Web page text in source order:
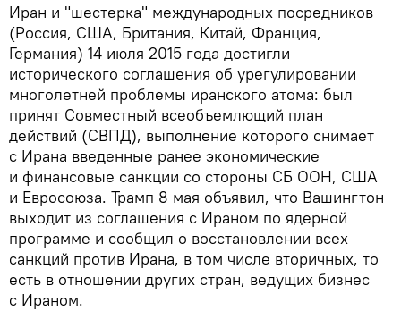
Иран и "шестерка" международных посредников
(Россия, США, Британия, Китай, Франция,
Германия) 14 июля 2015 года достигли
исторического соглашения об урегулировании
многолетней проблемы иранского атома: был
принят Совместный всеобъемлющий план
действий (СВПД), выполнение которого снимает
с Ирана введенные ранее экономические
и финансовые санкции со стороны СБ ООН, США
и Евросоюза. Трамп 8 мая объявил, что Вашингтон
выходит из соглашения с Ираном по ядерной
программе и сообщил о восстановлении всех
санкций против Ирана, в том числе вторичных, то
есть в отношении других стран, ведущих бизнес
с Ираном.